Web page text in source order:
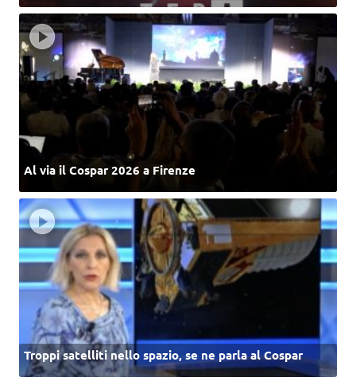
Al via il Cospar 2026 a Firenze
Troppi satelliti nello spazio, se ne parla al Cospar